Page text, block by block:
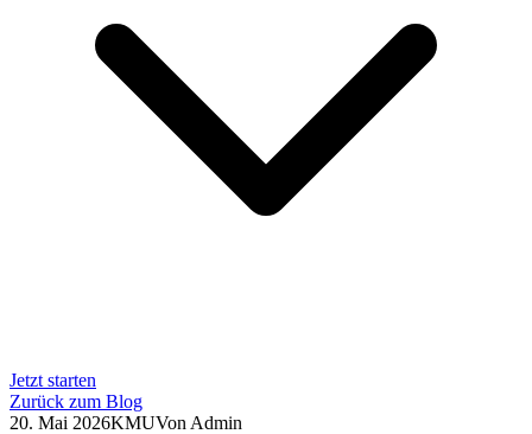
Jetzt starten
Zurück zum Blog
20. Mai 2026KMUVon Admin